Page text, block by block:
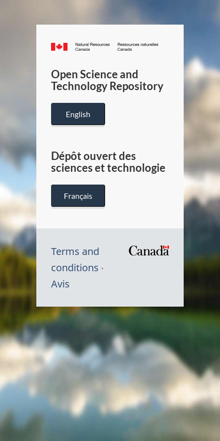
Canada.ca
/
Canada
Open Science and
Technology Repository
English
Dépôt ouvert des
sciences et technologie
Français
Terms and
conditions
Avis
Symbole
du